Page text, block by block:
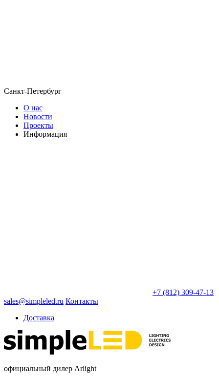
Санкт-Петербург
О нас
Новости
Проекты
Информация
+7 (812) 309-47-13
sales@simpleled.ru Контакты
Доставка
официальный дилер Arlight